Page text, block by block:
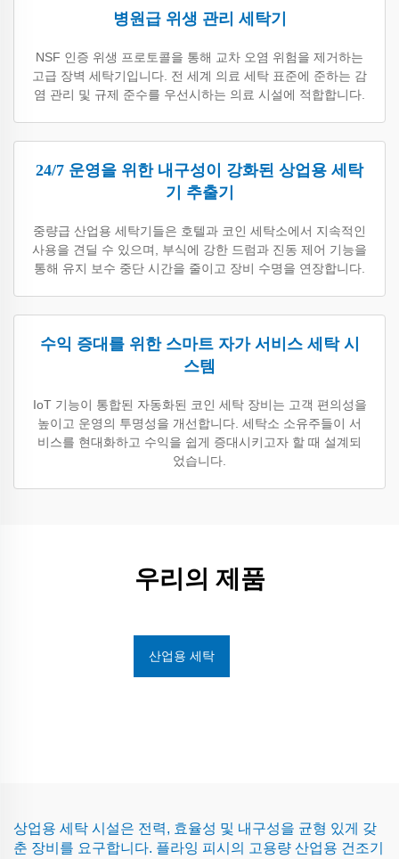
병원급 위생 관리 세탁기
NSF 인증 위생 프로토콜을 통해 교차 오염 위험을 제거하는
고급 장벽 세탁기입니다. 전 세계 의료 세탁 표준에 준하는 감
염 관리 및 규제 준수를 우선시하는 의료 시설에 적합합니다.
24/7 운영을 위한 내구성이 강화된 상업용 세탁
기 추출기
중량급 산업용 세탁기들은 호텔과 코인 세탁소에서 지속적인
사용을 견딜 수 있으며, 부식에 강한 드럼과 진동 제어 기능을
통해 유지 보수 중단 시간을 줄이고 장비 수명을 연장합니다.
수익 증대를 위한 스마트 자가 서비스 세탁 시
스템
IoT 기능이 통합된 자동화된 코인 세탁 장비는 고객 편의성을
높이고 운영의 투명성을 개선합니다. 세탁소 소유주들이 서
비스를 현대화하고 수익을 쉽게 증대시키고자 할 때 설계되
었습니다.
우리의 제품
산업용 세탁
상업용 세탁 시설은 전력, 효율성 및 내구성을 균형 있게 갖
춘 장비를 요구합니다. 플라잉 피시의 고용량 산업용 건조기